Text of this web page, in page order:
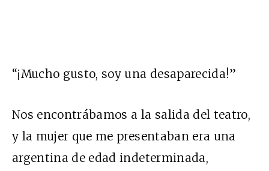
“¡Mucho gusto, soy una desaparecida!”
Nos encontrábamos a la salida del teatro,
y la mujer que me presentaban era una
argentina de edad indeterminada,